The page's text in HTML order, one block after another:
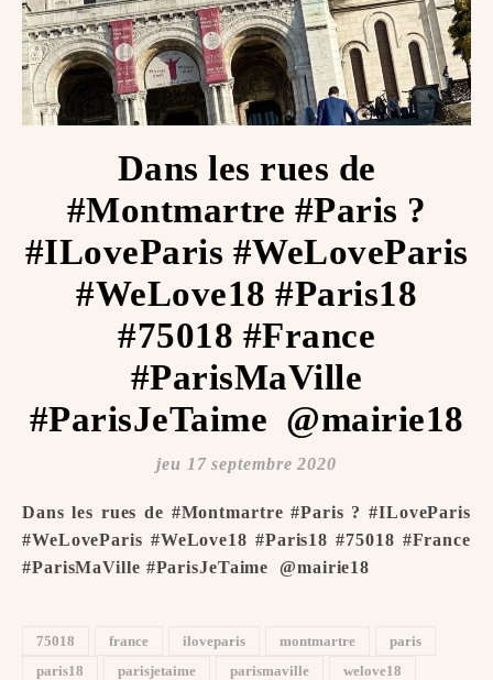
Dans les rues de
#Montmartre #Paris ?
#ILoveParis #WeLoveParis
#WeLove18 #Paris18
#75018 #France
#ParisMaVille
#ParisJeTaime ️ @mairie18
jeu 17 septembre 2020
Dans les rues de #Montmartre #Paris ? #ILoveParis
#WeLoveParis #WeLove18 #Paris18 #75018 #France
#ParisMaVille #ParisJeTaime ️ @mairie18
75018 france iloveparis montmartre
paris
paris18
parisjetaime parismaville
welove18